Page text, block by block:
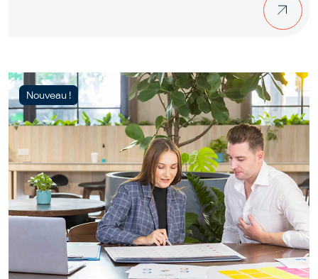
Nouveau !